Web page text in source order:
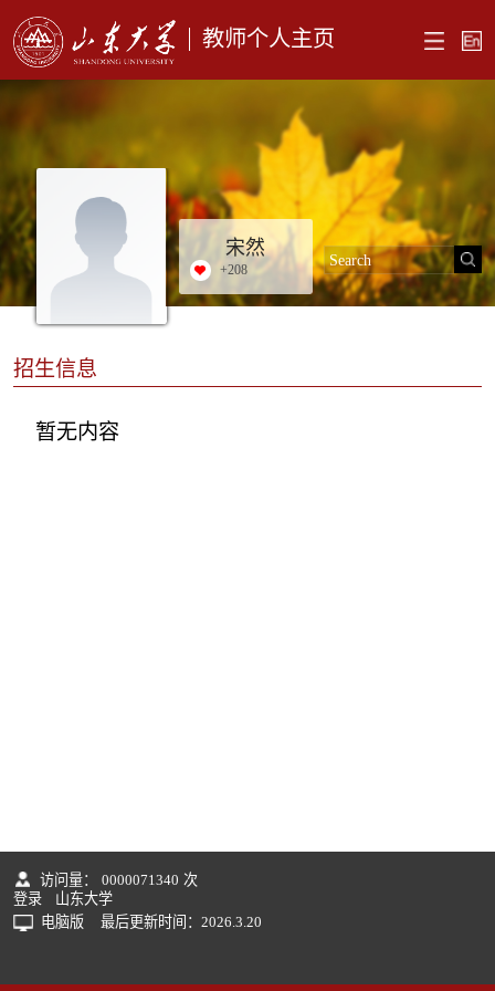
教师个人主页
宋然
+208
招生信息
暂无内容
访问量： 0000071340 次
登录
山东大学
电脑版
最后更新时间： 2026.3.20